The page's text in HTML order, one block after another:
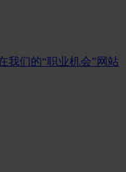
我们的“职业机会”网站